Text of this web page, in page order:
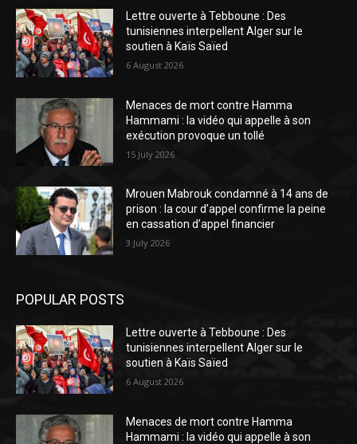
Lettre ouverte à Tebboune : Des
tunisiennes interpellent Alger sur le
soutien à Kaïs Saïed
6 August 2026
Menaces de mort contre Hamma
Hammami : la vidéo qui appelle à son
exécution provoque un tollé
15 July 2026
Mrouen Mabrouk condamné à 14 ans de
prison : la cour d’appel confirme la peine
en cassation d’appel financier
3 July 2026
POPULAR POSTS
Lettre ouverte à Tebboune : Des
tunisiennes interpellent Alger sur le
soutien à Kaïs Saïed
6 August 2026
Menaces de mort contre Hamma
Hammami : la vidéo qui appelle à son